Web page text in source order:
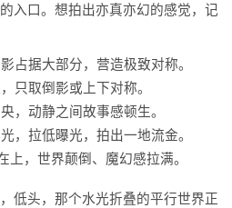
入口。想拍出亦真亦幻的感觉，记
占据大部分，营造极致对称。
只取倒影或上下对称。
，动静之间故事感顿生。
，拉低曝光，拍出一地流金。
上，世界颠倒、魔幻感拉满。
低头，那个水光折叠的平行世界正